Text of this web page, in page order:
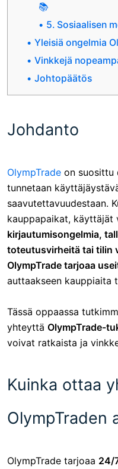
📚
5. Sosiaalisen
Yleisiä ongelmia
Vinkkejä
Johtopäätös
Johdanto
OlympTrade on suosittu
tunnetaan
saavutettavuudestaan.
kauppapaikat, käyttäjät
kirjautumisongelmia,
toteutusvirheitä tai tilin
OlympTrade tarjoaa
auttaakseen kauppiaita
Tässä oppaassa
yhteyttä OlympTrade-
voivat ratkaista ja
Kuinka ottaa
OlympTraden
OlympTrade tarjoaa 24/